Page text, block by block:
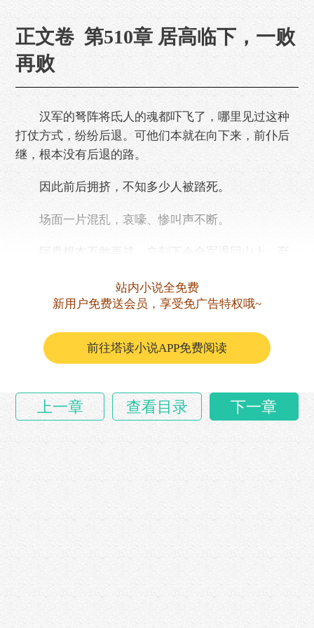
正文卷 第510章 居高临下，一败
再败
汉军的弩阵将氐人的魂都吓飞了，哪里见过这种
打仗方式，纷纷后退。可他们本就在向下来，前仆后
继，根本没有后退的路。
因此前后拥挤，不知多少人被踏死。
场面一片混乱，哀嚎、惨叫声不断。
汉军也不追击，射完数轮弩箭之后，继续严阵以
站内小说全免费
新用户免费送会员，享受免广告特权哦~
前往塔读小说APP免费阅读
上一章 查看目录 下一章